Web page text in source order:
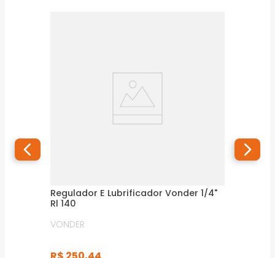
Regulador E Lubrificador Vonder 1/4"
Rl 140
VONDER